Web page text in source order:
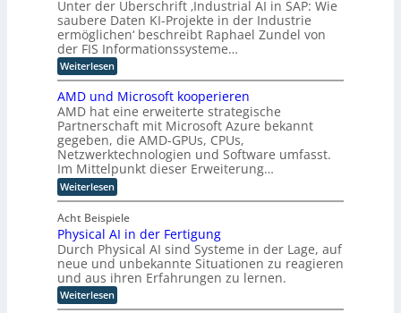
p
t
i
m
i
e
r
t
e
n
L
o
i
s
t
i
k
p
g
s
v
e
r
f
a
h
r
e
n
u
s
a
u
f
i
n
d
u
s
t
r
i
e
l
l
e
K
I
c
k
l
u
n
g
u
n
d
r
e
a
l
e
n
B
e
t
r
i
b
z
u
m
a
n
o
i
d
e
R
o
b
o
t
i
k
u
n
K
I
g
e
g
r
ü
t
e
n
a
n
c
e
M
ü
n
c
h
e
n
e
r
w
e
i
t
e
r
t
A
u
Unter der Überschrift ‚Industrial AI in SAP: Wie
saubere Daten KI-Projekte in der Industrie
ermöglichen‘ beschreibt Raphael Zundel von
der FIS Informationssysteme…
Weiterlesen:
I
n
d
u
s
t
r
i
a
l
A
I
i
n
S
A
P
:
W
AMD und Microsoft kooperieren
AMD hat eine erweiterte strategische
Partnerschaft mit Microsoft Azure bekannt
gegeben, die AMD-GPUs, CPUs,
Netzwerktechnologien und Software umfasst.
Im Mittelpunkt dieser Erweiterung…
Weiterlesen:
A
D
u
n
d
M
i
c
Acht Beispiele
Physical AI in der Fertigung
Durch Physical AI sind Systeme in der Lage, auf
neue und unbekannte Situationen zu reagieren
und aus ihren Erfahrungen zu lernen.
Weiterlesen:
P